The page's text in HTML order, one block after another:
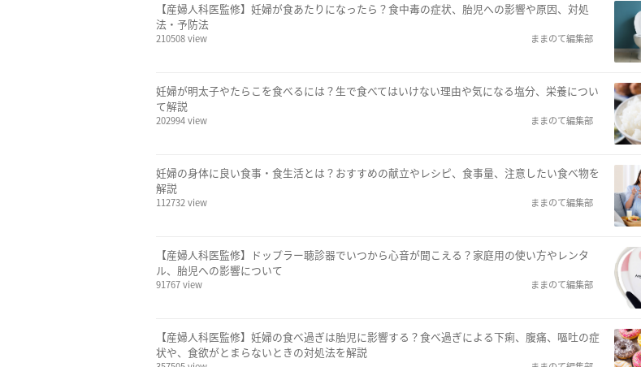
【産婦人科医監修】妊婦が食あたりになったら？食中毒の症状、胎児への影響や原因、対処
法・予防法
210508 view ままのて編集部
妊婦が明太子やたらこを食べるには？生で食べてはいけない理由や気になる塩分、栄養につい
て解説
202994 view ままのて編集部
妊婦の身体に良い食事・食生活とは？おすすめの献立やレシピ、食事量、注意したい食べ物を
解説
112732 view ままのて編集部
【産婦人科医監修】ドップラー聴診器でいつから心音が聞こえる？家庭用の使い方やレンタ
ル、胎児への影響について
91767 view ままのて編集部
【産婦人科医監修】妊婦の食べ過ぎは胎児に影響する？食べ過ぎによる下痢、腹痛、嘔吐の症
状や、食欲がとまらないときの対処法を解説